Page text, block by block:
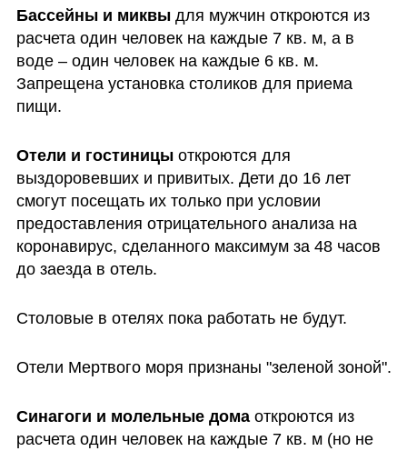
Бассейны и миквы для мужчин откроются из
расчета один человек на каждые 7 кв. м, а в
воде – один человек на каждые 6 кв. м.
Запрещена установка столиков для приема
пищи.
Отели и гостиницы откроются для
выздоровевших и привитых. Дети до 16 лет
смогут посещать их только при условии
предоставления отрицательного анализа на
коронавирус, сделанного максимум за 48 часов
до заезда в отель.
Столовые в отелях пока работать не будут.
Отели Мертвого моря признаны "зеленой зоной".
Синагоги и молельные дома откроются из
расчета один человек на каждые 7 кв. м (но не